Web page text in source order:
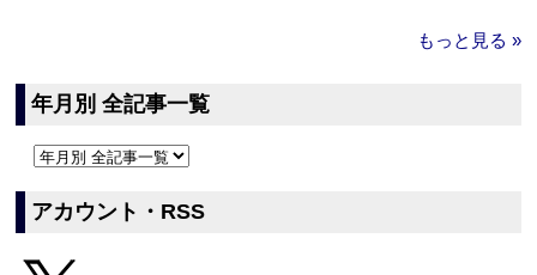
もっと見る »
年月別 全記事一覧
アカウント・RSS